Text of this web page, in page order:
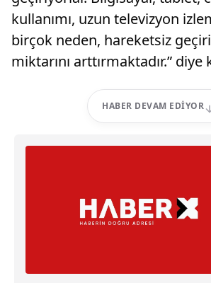
kullanımı, uzun televizyon
birçok neden, hareketsiz
miktarını arttırmaktadır.”
HABER DEVAM EDIYOR